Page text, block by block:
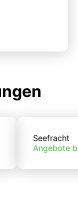
Seefracht
Angebote